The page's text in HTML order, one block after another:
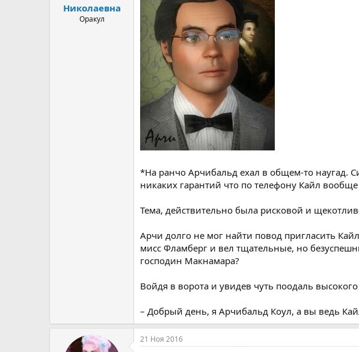
Николаевна
Оракул
*На ранчо Арчибальд ехал в общем-то наугад.
никаких гарантий что по телефону Кайл
Тема, действительно была рисковой и
Арчи долго не мог найти повод пригласить
мисс Фламберг и вел тщательные, но
господин Макнамара?
Войдя в ворота и увидев чуть поодаль
– Добрый день, я Арчибальд Коул, а вы ведь
21 Ноя 2016